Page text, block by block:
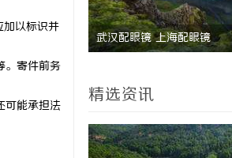
加以标识并
。寄件前务
可能承担法
武汉配眼镜 上海配眼镜
精选资讯